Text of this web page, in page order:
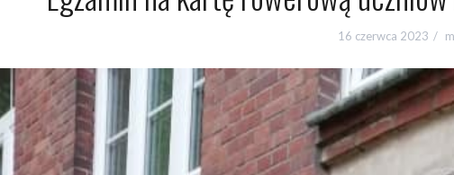
Egzamin na kartę rowerową
16 czerwca 2023